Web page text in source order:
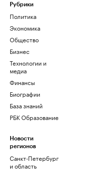
Рубрики
Политика
Экономика
Общество
Бизнес
Технологии и
медиа
Финансы
Биографии
База знаний
РБК Образование
Новости
регионов
Санкт-Петербург
и область